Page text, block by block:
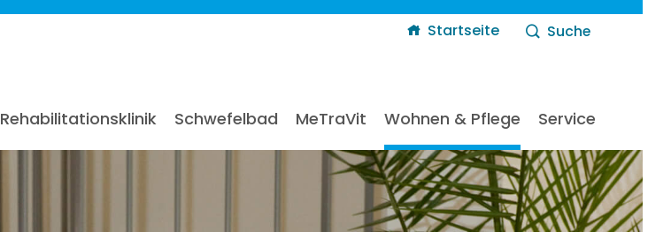
Startseite Suche
Rehabilitationsklinik Schwefelbad MeTraVit Wohnen & Pflege Service